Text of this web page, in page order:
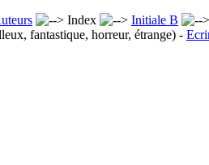
Index Initiale B
fantastique, horreur, étrange) -